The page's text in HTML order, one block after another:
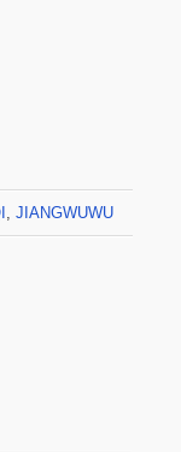
, JIANGWUWU